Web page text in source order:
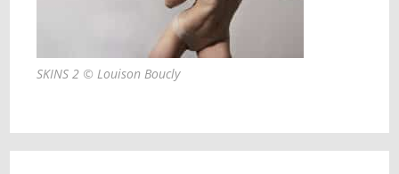
SKINS 2 © Louison Boucly